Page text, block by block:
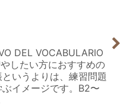
DEL VOCABULARIO
したい方におすすめの
いうよりは、練習問題
イメージです。B2〜